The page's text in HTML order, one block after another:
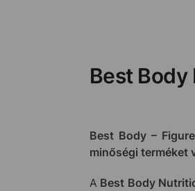
Best Body
Best Body –
minőségi terméket
A Best Body